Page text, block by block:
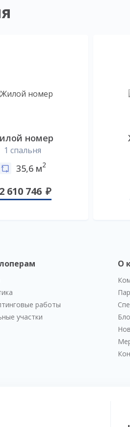
номер
1 спальня
35,6 м2
610 746
работы
участки
О